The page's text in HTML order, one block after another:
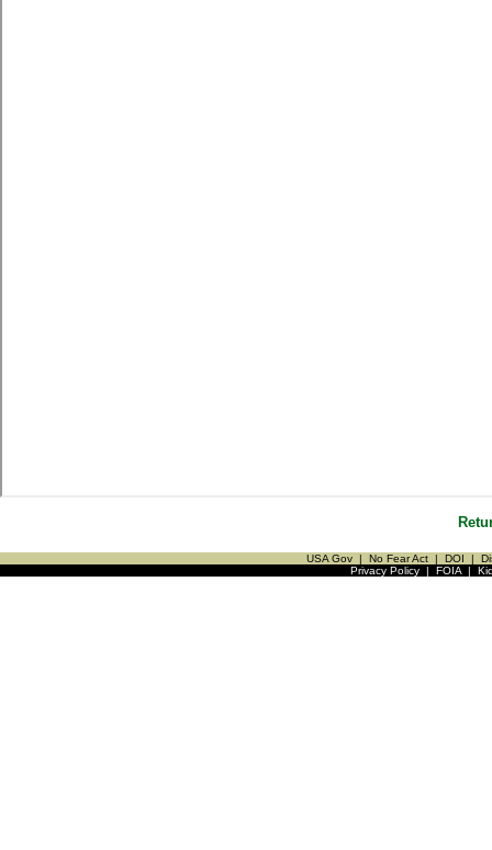
USA Gov | No Fear Act | DOI |
Privacy Policy| FOIA|